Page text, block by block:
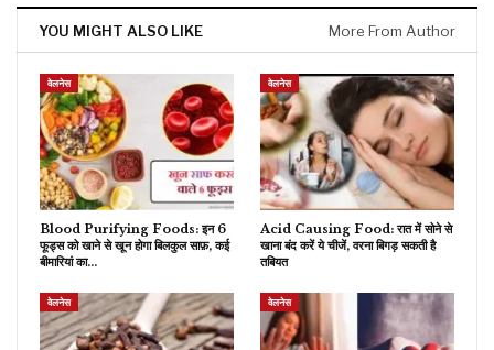
YOU MIGHT ALSO LIKE More From Author
वेलनेस
Blood Purifying Foods: इन 6
फूड्स को खाने से खून होगा बिलकुल साफ़, कई
बीमारियां का…
वेलनेस
Acid Causing Food: रात में सोने से
खाना बंद करें ये चीजें, वरना बिगड़ सकती है
तबियत
वेलनेस वेलनेस